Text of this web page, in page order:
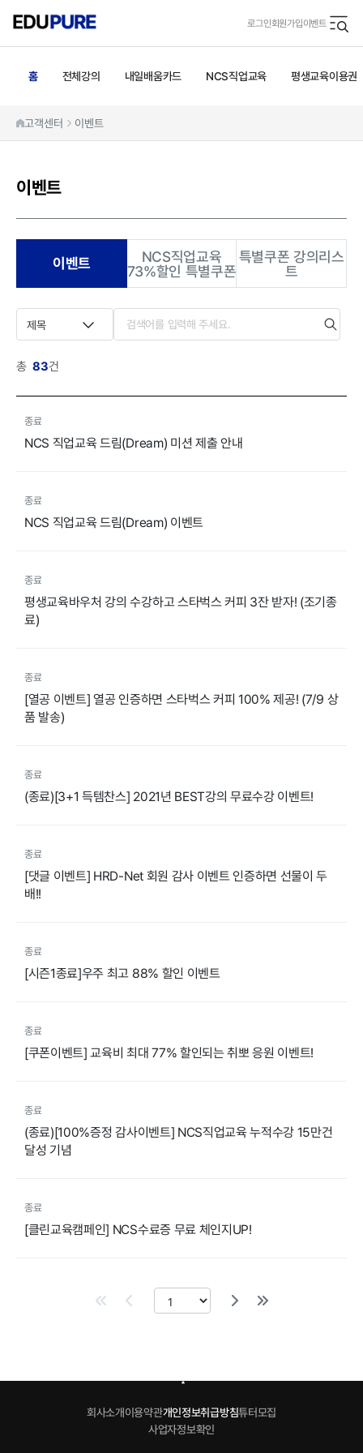
로그인회원가입이벤트
홈 전체강의 내일배움카드 NCS직업교육 평생교육이용권
고객센터 이벤트
이벤트
이벤트 NCS직업교육
73%할인 특별쿠폰
특별쿠폰 강의리스
트
총 83건
제목
NCS 직업교육 드림(Dream) 미션 제출 안내
종료
NCS 직업교육 드림(Dream) 이벤트
종료
평생교육바우처 강의 수강하고 스타벅스 커피 3잔 받자! (조기종
료)
종료
[열공 이벤트] 열공 인증하면 스타벅스 커피 100% 제공! (7/9 상
품 발송)
종료
(종료)[3+1 득템찬스] 2021년 BEST강의 무료수강 이벤트!
종료
[댓글 이벤트] HRD-Net 회원 감사 이벤트 인증하면 선물이 두
배!!
종료
[시즌1종료]우주 최고 88% 할인 이벤트
종료
[쿠폰이벤트] 교육비 최대 77% 할인되는 취뽀 응원 이벤트!
종료
(종료)[100%증정 감사이벤트] NCS직업교육 누적수강 15만건
달성 기념
종료
[클린교육캠페인] NCS수료증 무료 체인지UP!
종료
회사소개이용약관개인정보취급방침튜터모집
사업자정보확인